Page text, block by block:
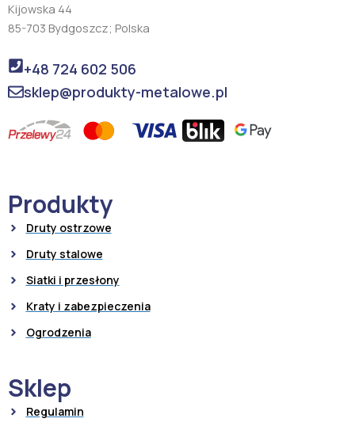
Kijowska 44
85-703 Bydgoszcz; Polska
+48 724 602 506
sklep@produkty-metalowe.pl
Produkty
Druty ostrzowe
Druty stalowe
Siatki i przesłony
Kraty i zabezpieczenia
Ogrodzenia
Sklep
Regulamin